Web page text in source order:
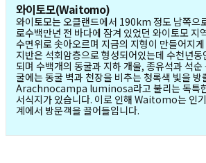
와이토모(Waitomo)
와이토모는 오클랜드에서 190km 정도 남쪽으
로수백만년 전 바다에 잠겨 있었던 와이토모 지
수면위로 솟아오르며 지금의 지형이 만들어지
지반은 석회암층으로 형성되어있는데 수천년동
되며 수백개의 동굴과 지하 개울, 종유석과 석
굴에는 동굴 벽과 천장을 비추는 청록색 빛을 방
Arachnocampa luminosa라고 불리는 독특
서식지가 있습니다. 이로 인해 Waitomo는 인
계에서 방문객을 끌어들입니다.